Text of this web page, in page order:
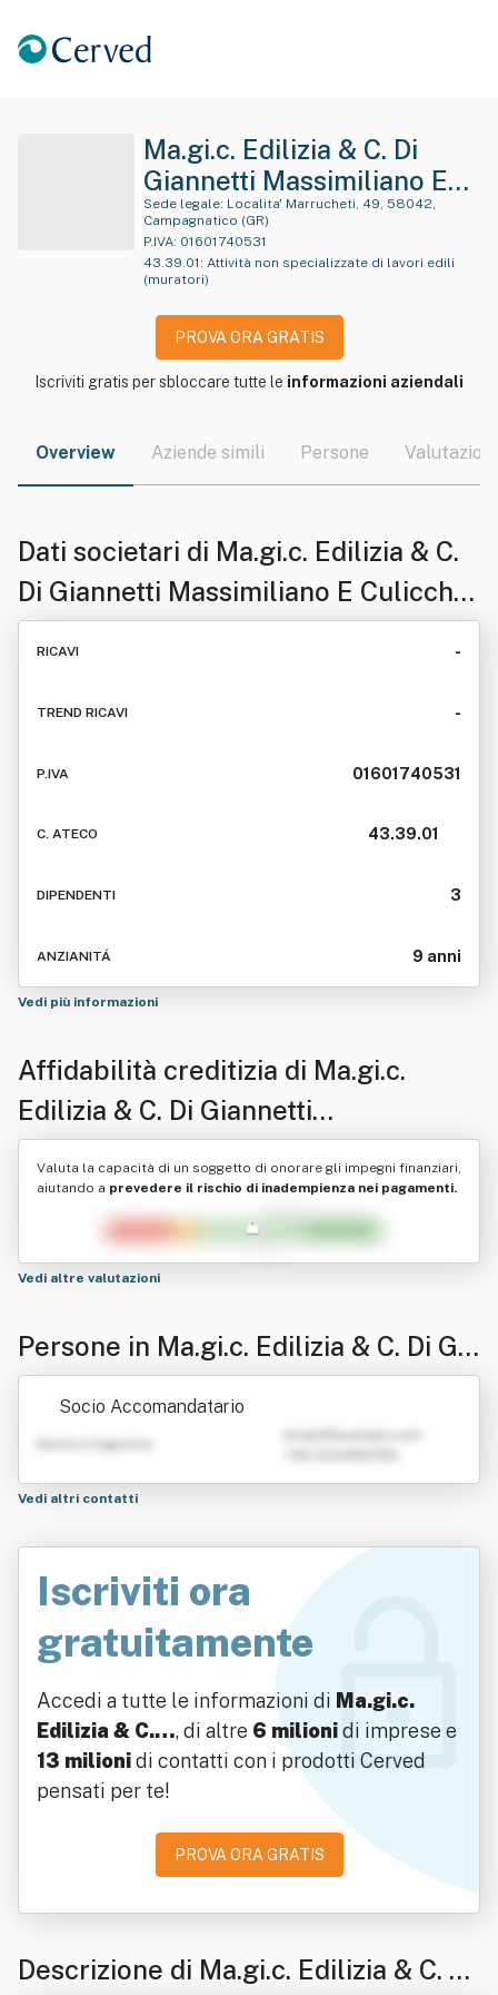
Ma.gi.c. Edilizia & C. Di
Giannetti Massimiliano E
Culicchi Giova Nni
Sede legale:
Campagnatico (GR)
P.IVA: 01601740531
43.39.01 : Attività non specializzate di lavori edili
(muratori)
PROVA ORA GRATIS
Iscriviti gratis per sbloccare tutte le informazioni aziendali
Overview Aziende simili Persone Valutazioni
Dati societari di Ma.gi.c. Edilizia & C.
Di Giannetti Massimiliano E Culicchi
Giova Nni
RICAVI -
TREND RICAVI -
P.IVA 01601740531
C. ATECO 43.39.01
DIPENDENTI 3
ANZIANITÁ 9 anni
Vedi più informazioni
Affidabilità creditizia di Ma.gi.c.
Edilizia & C. Di Giannetti
Massimiliano E Culicchi Giova Nni
Valuta la capacità di un soggetto di onorare gli impegni finanziari,
aiutando a prevedere il rischio di inadempienza nei pagamenti.
Vedi altre valutazioni
Persone in Ma.gi.c. Edilizia & C. Di Gia
nnetti Massimiliano E Culicchi Giova
Socio Accomandatario
Nome e Cognome
Vedi altri contatti
Iscriviti ora
gratuitamente
Accedi a tutte le informazioni di Ma.gi.c.
Edilizia & C.…, di altre 6 milionidi imprese e
13 milionidi contatti con i prodotti Cerved
pensati per te!
PROVA ORA GRATIS
Descrizione di Ma.gi.c. Edilizia & C. Di